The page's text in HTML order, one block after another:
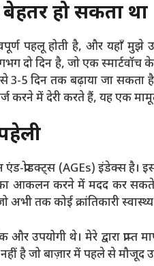
हो सकता था
पहलू होती है, और यहाँ
दो दिन है, जो एक
3-5 दिन तक बढ़ाया जा
करने में देरी करते हैं, यह एक
(AGEs) इंडेक्स है।
का आकलन करने में मदद कर
तक कोई क्रांतिकारी
उपयोगी थे। मेरे द्वारा
है जो बाज़ार में पहले से मौजूद